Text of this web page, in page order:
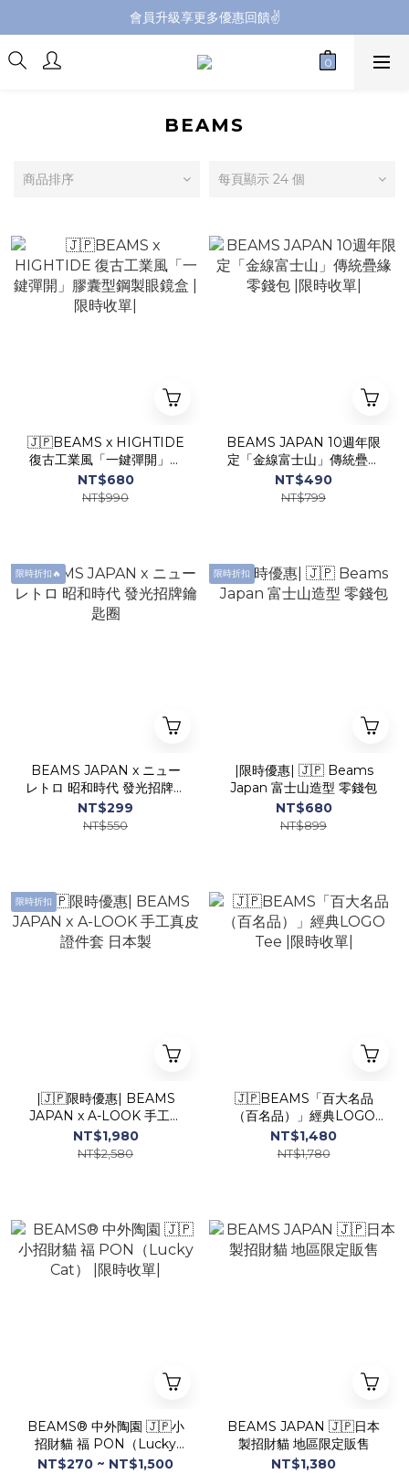
會員升級享更多優惠回饋✌️
會員升級享更多優惠回饋✌️
FB海外連線社團開放加入中📢
會員升級享更多優惠回饋✌️
BEAMS
商品排序 每頁顯示 24 個
🇯🇵BEAMS x HIGHTIDE
復古工業風「一鍵彈開」膠
囊型鋼製眼鏡盒 |限時收單|
NT$680
NT$990
BEAMS JAPAN 10週年限
定「金線富士山」傳統疊緣
零錢包 |限時收單|
NT$490
NT$799
限時折扣🔥
BEAMS JAPAN x ニュー
レトロ 昭和時代 發光招牌鑰
匙圈
NT$299
NT$550
限時折扣
|限時優惠| 🇯🇵 Beams
Japan 富士山造型 零錢包
NT$680
NT$899
限時折扣
|🇯🇵限時優惠| BEAMS
JAPAN x A-LOOK 手工真
皮 證件套 日本製
NT$1,980
NT$2,580
🇯🇵BEAMS「百大名品
（百名品）」經典LOGO
Tee |限時收單|
NT$1,480
NT$1,780
BEAMS® 中外陶園 🇯🇵小
招財貓 福 PON（Lucky
Cat） |限時收單|
NT$270 ~ NT$1,500
BEAMS JAPAN 🇯🇵日本
製招財貓 地區限定販售
NT$1,380